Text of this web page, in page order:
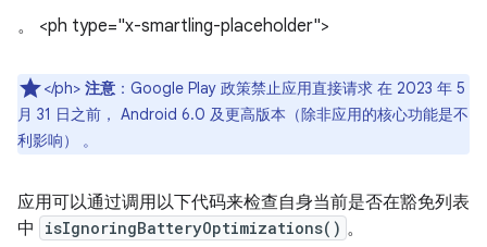
。 <ph type="x-smartling-placeholder">
</ph> 注意 ：Google Play 政策禁止应用直接请求 在 2023 年 5
月 31 日之前， Android 6.0 及更高版本（除非应用的核心功能是不
利影响） 。
应用可以通过调用以下代码来检查自身当前是否在豁免列表
中
isIgnoringBatteryOptimizations() 。